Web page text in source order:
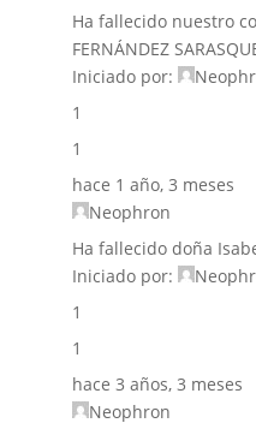
Ha fallecido nuestro
FERNÁNDEZ
Iniciado por:
1
1
hace 1 año, 3 meses
Neophron
Ha fallecido doña
Iniciado por:
1
1
hace 3 años, 3 meses
Neophron